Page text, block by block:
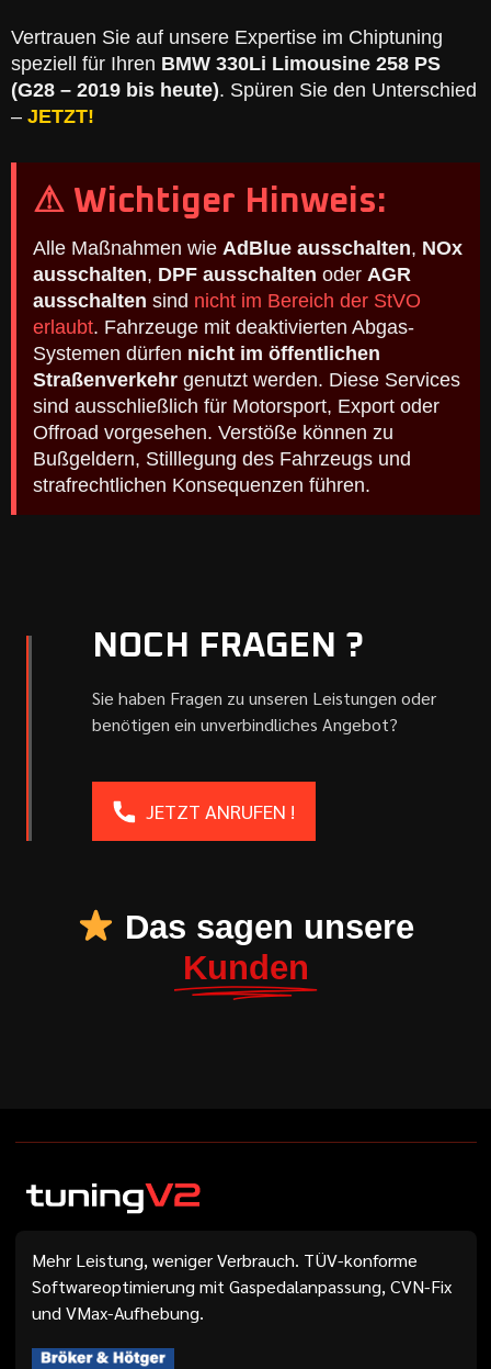
Vertrauen Sie auf unsere Expertise im Chiptuning
speziell für Ihren BMW 330Li Limousine 258 PS
(G28 – 2019 bis heute). Spüren Sie den Unterschied
– JETZT!
⚠ Wichtiger Hinweis:
Alle Maßnahmen wie AdBlue ausschalten, NOx
ausschalten, DPF ausschalten oder AGR
ausschalten sind nicht im Bereich der StVO
erlaubt. Fahrzeuge mit deaktivierten Abgas-
Systemen dürfen nicht im öffentlichen
Straßenverkehr genutzt werden. Diese Services
sind ausschließlich für Motorsport, Export oder
Offroad vorgesehen. Verstöße können zu
Bußgeldern, Stilllegung des Fahrzeugs und
strafrechtlichen Konsequenzen führen.
NOCH FRAGEN ?
Sie haben Fragen zu unseren Leistungen oder
benötigen ein unverbindliches Angebot?
JETZT ANRUFEN !
Das sagen unsere
Kunden
Mehr Leistung, weniger Verbrauch. TÜV-konforme
Softwareoptimierung mit Gaspedalanpassung, CVN-Fix
und VMax-Aufhebung.